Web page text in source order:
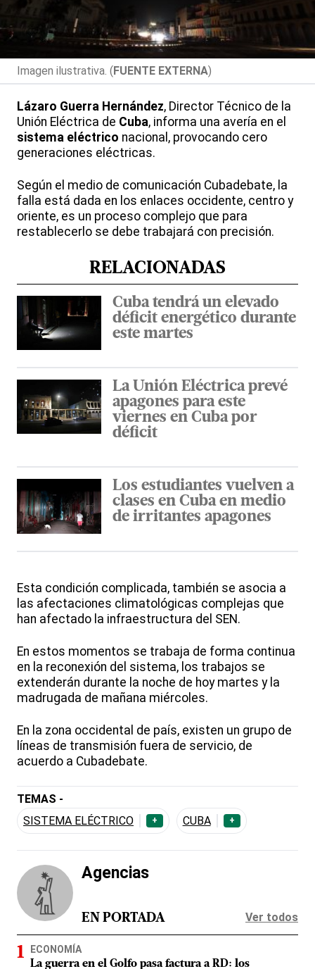
Imagen ilustrativa. (FUENTE EXTERNA)
Lázaro Guerra Hernández, Director Técnico de la
Unión Eléctrica de Cuba, informa una avería en el
sistema eléctrico nacional, provocando cero
generaciones eléctricas.
Según el medio de comunicación Cubadebate, la
falla está dada en los enlaces occidente, centro y
oriente, es un proceso complejo que para
restablecerlo se debe trabajará con precisión.
RELACIONADAS
Cuba tendrá un elevado
déficit energético durante
este martes
La Unión Eléctrica prevé
apagones para este
viernes en Cuba por
déficit
Los estudiantes vuelven a
clases en Cuba en medio
de irritantes apagones
Esta condición complicada, también se asocia a
las afectaciones climatológicas complejas que
han afectado la infraestructura del SEN.
En estos momentos se trabaja de forma continua
en la reconexión del sistema, los trabajos se
extenderán durante la noche de hoy martes y la
madrugada de mañana miércoles.
En la zona occidental de país, existen un grupo de
líneas de transmisión fuera de servicio, de
acuerdo a Cubadebate.
TEMAS -
SISTEMA ELÉCTRICO
+ CUBA +
Agencias
EN PORTADA Ver todos
ECONOMÍA
La guerra en el Golfo pasa factura a RD: los